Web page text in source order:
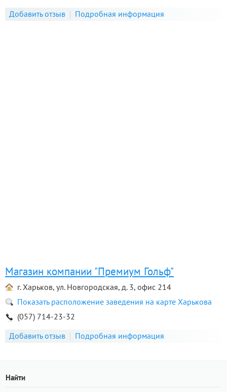
Добавить отзыв
Подробная информация
Магазин компании "Премиум Гольф"
г. Харьков, ул. Новгородская, д. 3, офис 214
Показать расположение заведения на карте Харькова
(057) 714-23-32
Добавить отзыв
Подробная информация
Найти